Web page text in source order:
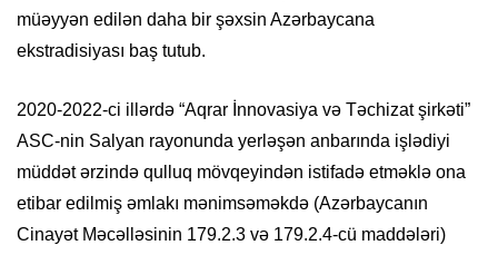
müəyyən edilən daha bir şəxsin Azərbaycana
ekstradisiyası baş tutub.
2020-2022-ci illərdə “Aqrar İnnovasiya və Təchizat şirkəti”
ASC-nin Salyan rayonunda yerləşən anbarında işlədiyi
müddət ərzində qulluq mövqeyindən istifadə etməklə ona
etibar edilmiş əmlakı mənimsəməkdə (Azərbaycanın
Cinayət Məcəlləsinin 179.2.3 və 179.2.4-cü maddələri)